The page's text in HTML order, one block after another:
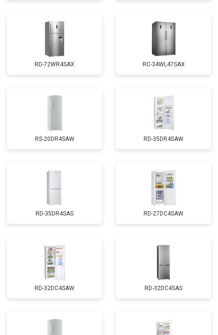
RD-72WR4SAX RС-34WL47SAX
RS-20DR4SAW RD-35DR4SAW
RD-35DR4SAS RD-27DC4SAW
RD-32DC4SAW RD-32DC4SAS